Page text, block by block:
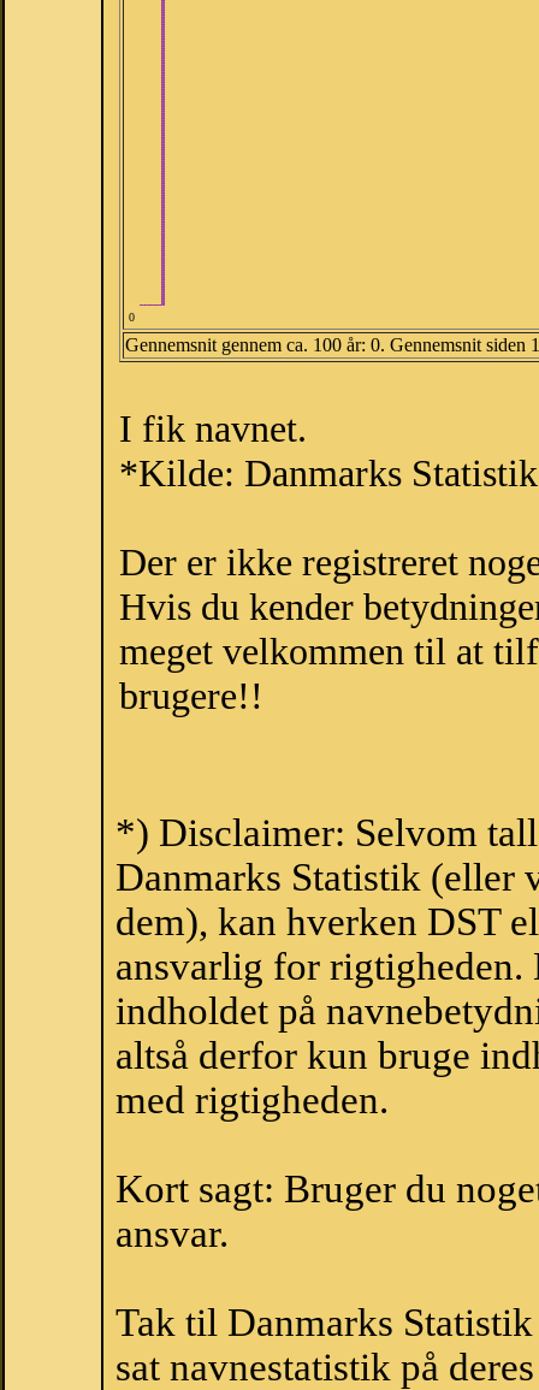
0
Gennemsnit gennem ca. 100 år: 0. Gennemsnit siden
I fik navnet.
*Kilde: Danmarks Statistik
Der er ikke registreret
Hvis du kender
meget velkommen til at
brugere!!
*) Disclaimer: Selvom
Danmarks Statistik (eller
dem), kan hverken DST
ansvarlig for
indholdet på
altså derfor kun bruge
med rigtigheden.
Kort sagt: Bruger du
ansvar.
Tak til Danmarks
sat navnestatistik på